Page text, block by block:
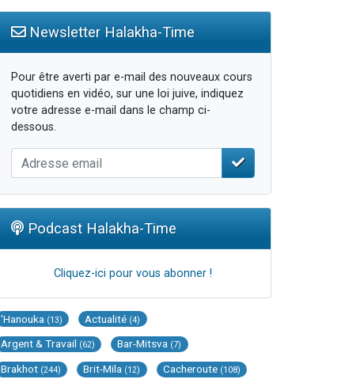
Newsletter Halakha-Time
Pour être averti par e-mail des nouveaux cours
quotidiens en vidéo, sur une loi juive, indiquez
votre adresse e-mail dans le champ ci-
dessous.
Podcast Halakha-Time
Cliquez-ici pour vous abonner !
'Hanouka (13) Actualité (4)
Argent & Travail (62) Bar-Mitsva (7)
Brakhot (244) Brit-Mila (12) Cacheroute (108)